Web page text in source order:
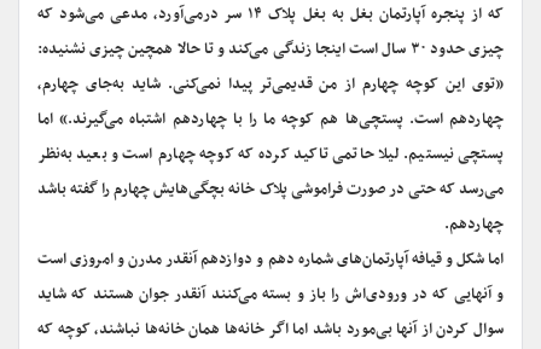
که از پنجره آپارتمان بغل به بغل پلاک ۱۴ سر درمی‌آورد، مدعی می‌شود که
چیزی حدود ۳۰ سال است اینجا زندگی می‌کند و تا حالا همچین چیزی نشنیده:
«توی این کوچه چهارم از من قدیمی‌‌تر پیدا نمی‌کنی. شاید به‌جای چهارم،
چهاردهم است. پستچی‌ها هم کوچه ما را با چهاردهم اشتباه می‌گیرند.» اما
پستچی نیستیم. لیلا حاتمی تاکید کرده که کوچه چهارم است و بعید به‌نظر
می‌رسد که حتی در صورت فراموشی پلاک خانه بچگی‌هایش چهارم را گفته باشد
چهاردهم.
اما شکل و قیافه آپارتمان‌های شماره دهم و دوازدهم آنقدر مدرن و امروزی است
و آنهایی که در ورودی‌اش را باز و بسته می‌کنند آنقدر جوان هستند که شاید
سوال کردن از آنها بی‌مورد باشد اما اگر خانه‌ها همان خانه‌ها نباشند، کوچه که